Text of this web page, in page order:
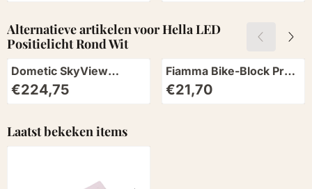
Alternatieve artikelen voorHella LED
Positielicht Rond Wit
Dometic SkyView
Verduisteringsrollo
Prijs: 224,75
€224,75
Fiamma Bike-Block Pro
S1 2024
Prijs: 21,70
€21,70
Laatst bekeken items